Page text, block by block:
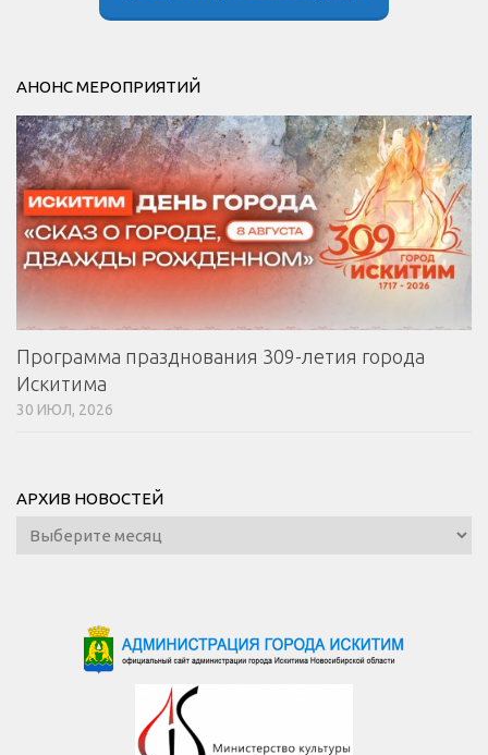
АНОНС МЕРОПРИЯТИЙ
Программа празднования 309-летия города
Искитима
30 ИЮЛ, 2026
АРХИВ НОВОСТЕЙ
Архив
новостей